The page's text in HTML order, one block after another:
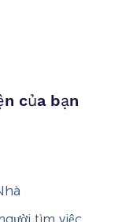
của bạn
tìm việc